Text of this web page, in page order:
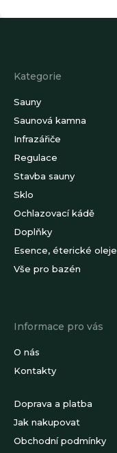
Kategorie
Sauny
Saunová kamna
Infrazářiče
Regulace
Stavba sauny
Sklo
Ochlazovací kádě
Doplňky
Esence, éterické oleje
Vše pro bazén
Informace pro vás
O nás
Kontakty
Doprava a platba
Jak nakupovat
Obchodní podmínky